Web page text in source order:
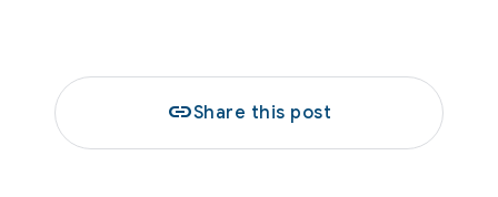
linkShare this post